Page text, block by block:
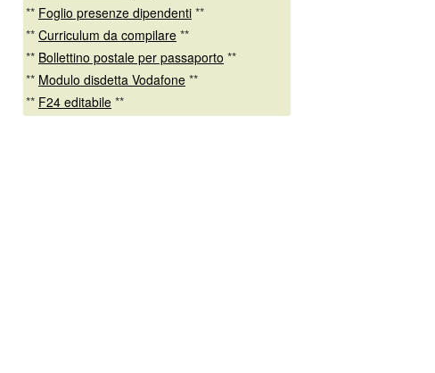
** Foglio presenze dipendenti **
** Curriculum da compilare **
** Bollettino postale per passaporto **
** Modulo disdetta Vodafone **
** F24 editabile **